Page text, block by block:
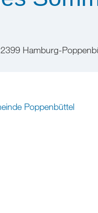
Hamburg-
Poppenbüttel